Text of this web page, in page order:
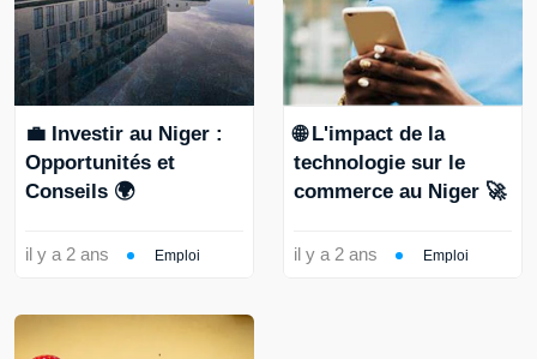
💼 Investir au Niger :
Opportunités et
Conseils 🌍
il y a 2 ans Emploi
🌐 L'impact de la
technologie sur le
commerce au Niger 🚀
il y a 2 ans Emploi